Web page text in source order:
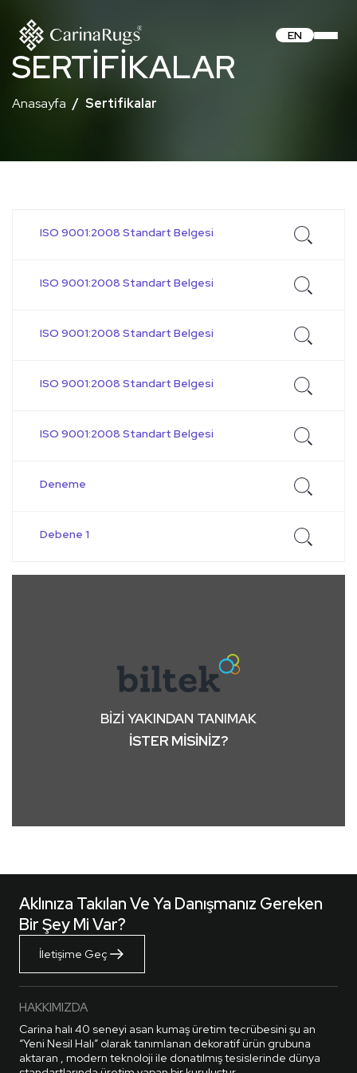
EN
SERTIFIKALAR
Anasayfa Sertifikalar
ISO 9001:2008 Standart Belgesi
ISO 9001:2008 Standart Belgesi
ISO 9001:2008 Standart Belgesi
ISO 9001:2008 Standart Belgesi
ISO 9001:2008 Standart Belgesi
Deneme
Debene 1
BİZİ YAKINDAN TANIMAK
İSTER MİSİNİZ?
Aklınıza Takılan Ve Ya Danışmanız Gereken
Bir Şey Mi Var?
İletişime Geç
HAKKIMIZDA
Carina halı 40 seneyi asan kumaş üretim tecrübesini şu an
“Yeni Nesil Halı” olarak tanımlanan dekoratif ürün grubuna
aktaran , modern teknoloji ile donatılmış tesislerinde dünya